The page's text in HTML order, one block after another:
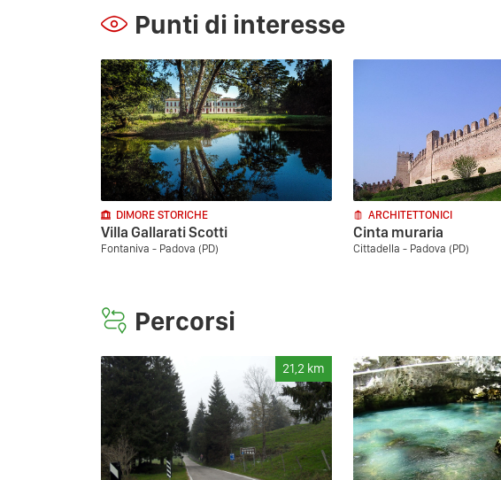
Punti di interesse
DIMORE STORICHE
Villa Gallarati Scotti
Fontaniva - Padova (PD)
ARCHITETTONICI
Cinta muraria
Cittadella - Padova (PD)
Percorsi
21,2 km